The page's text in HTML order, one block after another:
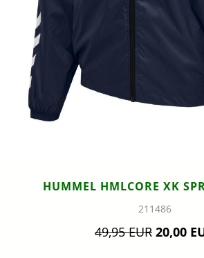
HUMMEL HMLCORE XK
211486
49,95 EUR 20,00